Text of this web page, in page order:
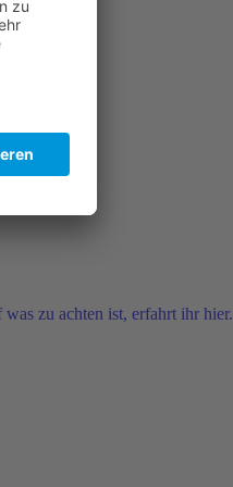
zu achten ist, erfahrt ihr hier.